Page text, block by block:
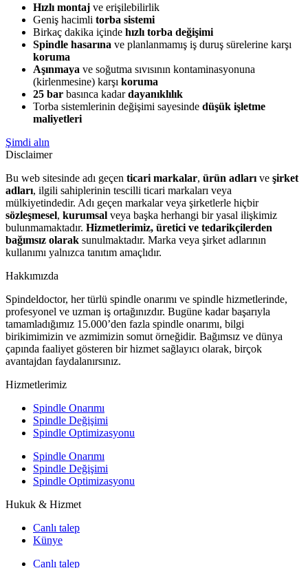
Hızlı montaj ve erişilebilirlik
Geniş hacimli torba sistemi
Birkaç dakika içinde hızlı torba değişimi
Spindle hasarına ve planlanmamış iş duruş sürelerine karşı
koruma
Aşınmaya ve soğutma sıvısının kontaminasyonuna
(kirlenmesine) karşı koruma
25 bar basınca kadardayanıklılık
Torba sistemlerinin değişimi sayesinde düşük işletme
maliyetleri
Şimdi alın
Disclaimer
Bu web sitesinde adı geçen ticari markalar, ürün adları ve şirket
adları, ilgili sahiplerinin tescilli ticari markaları veya
mülkiyetindedir. Adı geçen markalar veya şirketlerle hiçbir
sözleşmesel, kurumsal veya başka herhangi bir yasal ilişkimiz
bulunmamaktadır. Hizmetlerimiz, üretici ve tedarikçilerden
bağımsız olarak sunulmaktadır. Marka veya şirket adlarının
kullanımı yalnızca tanıtım amaçlıdır.
Hakkımızda
Spindeldoctor, her türlü spindle onarımı ve spindle hizmetlerinde,
profesyonel ve uzman iş ortağınızdır. Bugüne kadar başarıyla
tamamladığımız 15.000’den fazla spindle onarımı, bilgi
birikimimizin ve azmimizin somut örneğidir. Bağımsız ve dünya
çapında faaliyet gösteren bir hizmet sağlayıcı olarak, birçok
avantajdan faydalanırsınız.
Hizmetlerimiz
Spindle Onarımı
Spindle Değişimi
Spindle Optimizasyonu
Spindle Onarımı
Spindle Değişimi
Spindle Optimizasyonu
Hukuk & Hizmet
Canlı talep
Künye
Canlı talep